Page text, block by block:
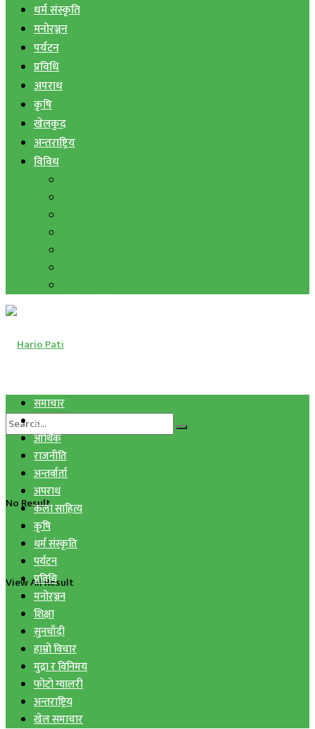
धर्म संस्कृति
मनोरञ्जन
पर्यटन
प्रविधि
अपराध
कृषि
खेलकुद
अन्तराष्ट्रिय
विविध
No Result
View All Result
समाचार
स्वास्थ्य
आर्थिक
राजनीति
अन्तर्वार्ता
अपराध
कला साहित्य
कृषि
धर्म संस्कृति
पर्यटन
प्रविधि
मनोरञ्जन
शिक्षा
सुनचाँदी
हाम्रो विचार
मुद्रा र विनिमय
फोटो ग्यालरी
अन्तराष्ट्रिय
खेल समाचार